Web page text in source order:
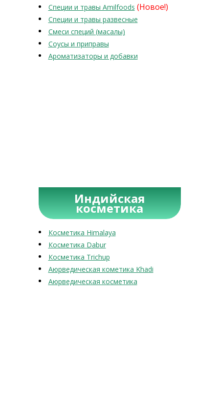
Специи и травы Amilfoods (Новое!)
Специи и травы развесные
Смеси специй (масалы)
Соусы и приправы
Ароматизаторы и добавки
Индийская
косметика
Косметика Himalaya
Косметика Dabur
Косметика Trichup
Аюрведическая кометика Khadi
Аюрведическая косметика